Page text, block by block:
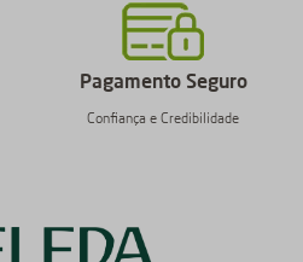
Pagamento Seguro
Confiança e Credibilidade